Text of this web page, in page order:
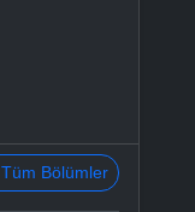
Tüm Bölümler